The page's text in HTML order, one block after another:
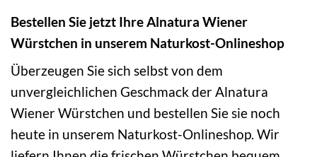
Bestellen Sie jetzt Ihre Alnatura Wiener
Würstchen in unserem Naturkost-Onlineshop
Überzeugen Sie sich selbst von dem
unvergleichlichen Geschmack der Alnatura
Wiener Würstchen und bestellen Sie sie noch
heute in unserem Naturkost-Onlineshop. Wir